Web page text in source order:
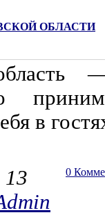
ОБЛАСТИ
в
0
13